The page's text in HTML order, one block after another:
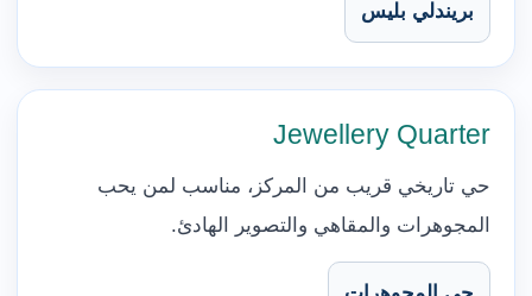
بريندلي بليس
Jewellery Quarter
حي تاريخي قريب من المركز، مناسب لمن يحب
المجوهرات والمقاهي والتصوير الهادئ.